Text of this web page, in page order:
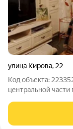
улица Кирова, 22
Код объекта:
центральной
ламинат, санузел
гарнитур. Один